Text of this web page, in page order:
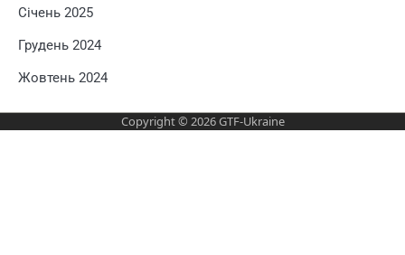
Січень 2025
Грудень 2024
Жовтень 2024
Copyright © 2026GTF-Ukraine